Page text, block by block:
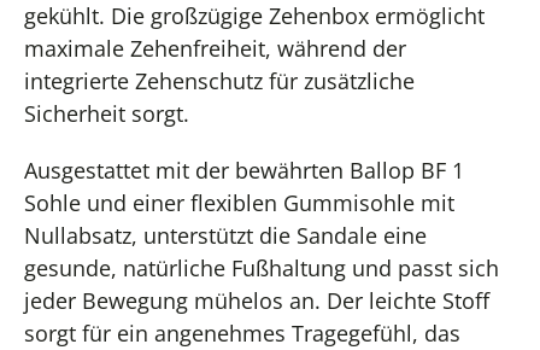
gekühlt. Die großzügige Zehenbox ermöglicht
maximale Zehenfreiheit, während der
integrierte Zehenschutz für zusätzliche
Sicherheit sorgt.
Ausgestattet mit der bewährten Ballop BF 1
Sohle und einer flexiblen Gummisohle mit
Nullabsatz, unterstützt die Sandale eine
gesunde, natürliche Fußhaltung und passt sich
jeder Bewegung mühelos an. Der leichte Stoff
sorgt für ein angenehmes Tragegefühl, das